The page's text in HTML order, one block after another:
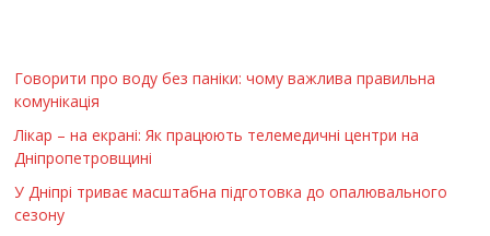
Говорити про воду без паніки: чому важлива правильна
комунікація
Лікар – на екрані: Як працюють телемедичні центри на
Дніпропетровщині
У Дніпрі триває масштабна підготовка до опалювального
сезону